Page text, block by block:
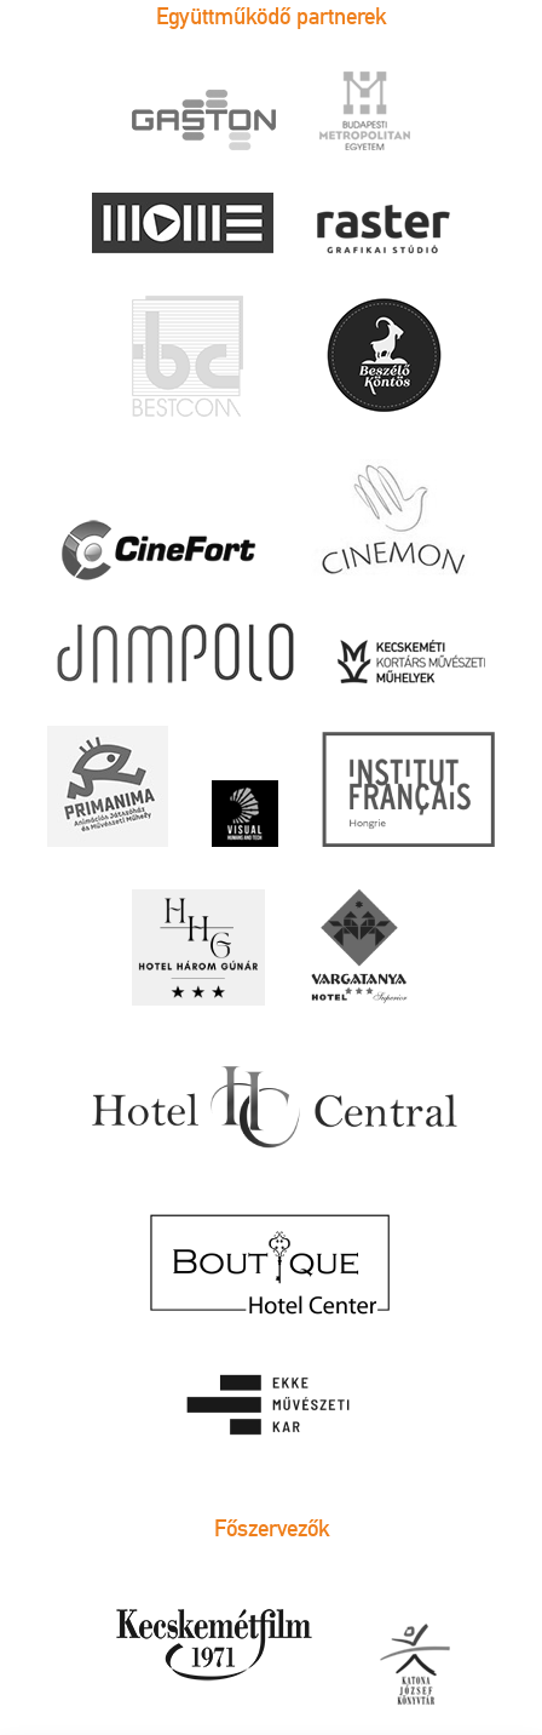
Együttműködő partnerek
Főszervezők